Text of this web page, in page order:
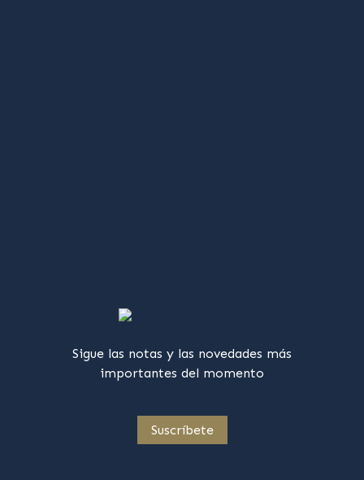
Sigue las notas y las novedades más
importantes del momento
Suscríbete